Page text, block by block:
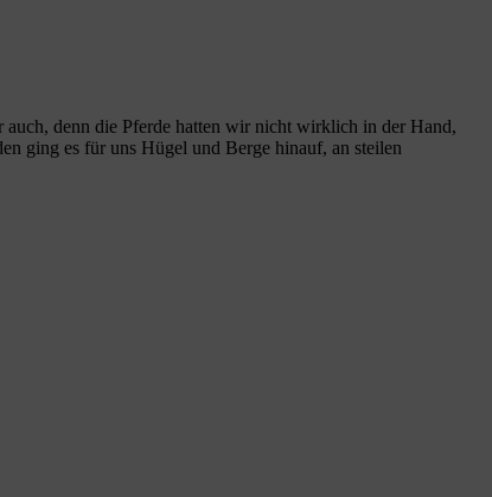
auch, denn die Pferde hatten wir nicht wirklich in der Hand,
ging es für uns Hügel und Berge hinauf, an steilen